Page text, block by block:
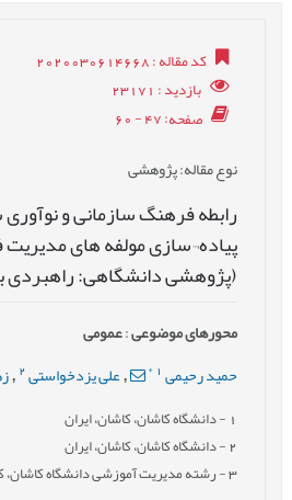
کد مقاله: 2020030614668
بازدید: 23171
صفحه: 47 - 60
نوع مقاله: پژوهشی
رابطه فرهنگ سازمانی و نوآوری
پیاده¬سازی مولفه های مدیریت
(پژوهشی دانشگاهی: راهبردی
محورهای موضوعی:عمومى
حمید رحیمی *
,علی یزدخواستی 2
,
- دانشگاه کاشان، کاشان، ایران
2- دانشگاه کاشان، کاشان، ایران
3- رشته مدیریت آموزشی دانشگاه کاشان،